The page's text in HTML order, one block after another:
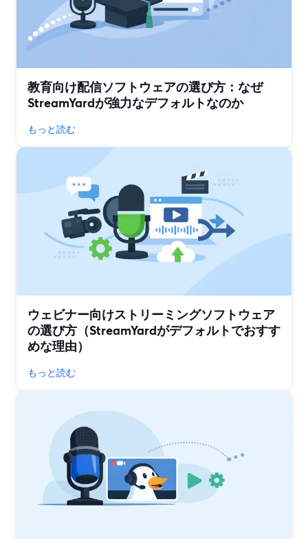
教育向け配信ソフトウェアの選び方：なぜ
StreamYardが強力なデフォルトなのか
もっと読む
ウェビナー向けストリーミングソフトウェア
の選び方（StreamYardがデフォルトでおすす
めな理由）
もっと読む